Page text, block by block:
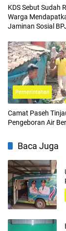
KDS Sebut Sudah
Warga
Jaminan Sosial
Pemerintahan
Camat Paseh
Pengeboran Air
Baca Juga